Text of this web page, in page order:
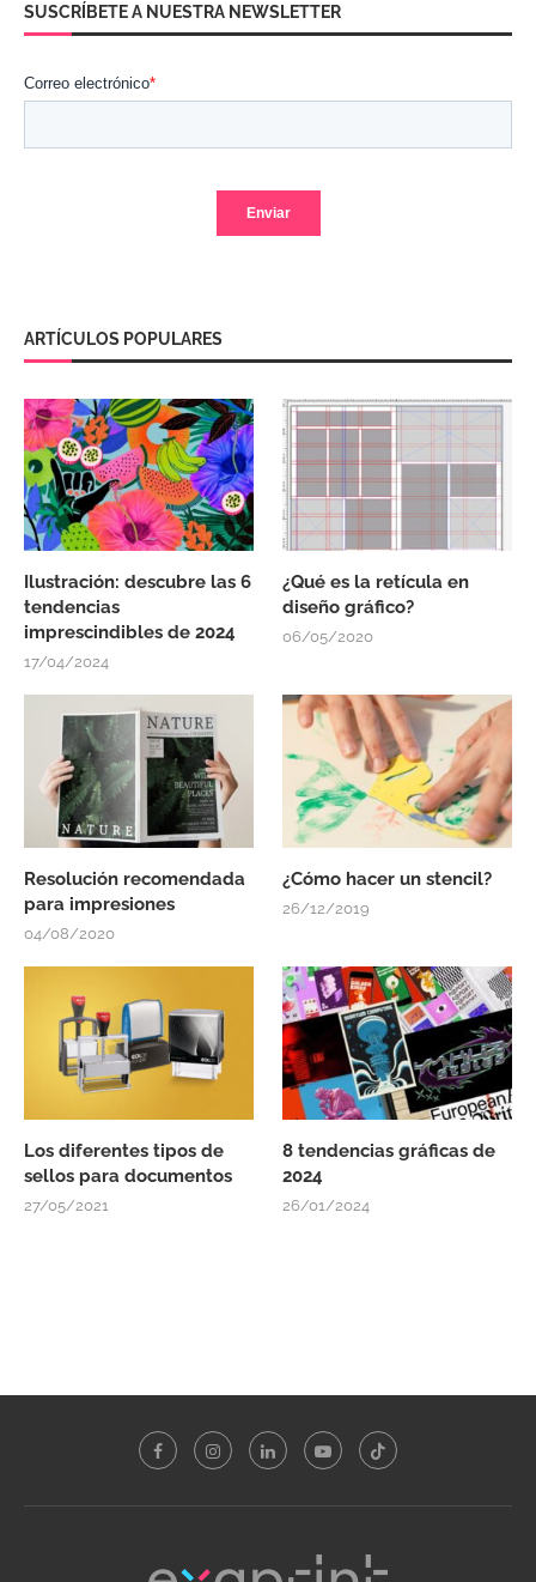
SUSCRÍBETE A NUESTRA NEWSLETTER
ARTÍCULOS POPULARES
Ilustración: descubre las 6
tendencias
imprescindibles de 2024
17/04/2024
¿Qué es la retícula en
diseño gráfico?
06/05/2020
Resolución recomendada
para impresiones
04/08/2020
¿Cómo hacer un stencil?
26/12/2019
Los diferentes tipos de
sellos para documentos
27/05/2021
8 tendencias gráficas de
2024
26/01/2024